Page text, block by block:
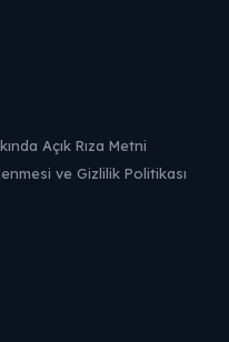
Açık Rıza Metni
ve Gizlilik Politikası